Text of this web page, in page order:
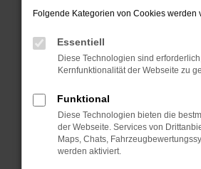
Prüfe deine
können das Laden bestimmter
verhindern. Funktioniert die
anderen Browser oder in
Starte dein Gerät neu.
Das kann manchmal helfen,
Probleme zu beheben.
Folgende Kategorien von Cookies werden
Essentiell
Diese Technologien sind
Kernfunktionalität der Webseite zu
Funktional
Diese Technologien bieten die
der Webseite. Services von
Maps, Chats,
werden aktiviert.